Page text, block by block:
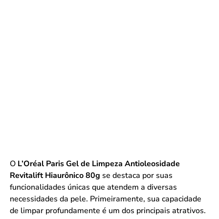
O L’Oréal Paris Gel de Limpeza Antioleosidade
Revitalift Hiaurônico 80g se destaca por suas
funcionalidades únicas que atendem a diversas
necessidades da pele. Primeiramente, sua capacidade
de limpar profundamente é um dos principais atrativos.